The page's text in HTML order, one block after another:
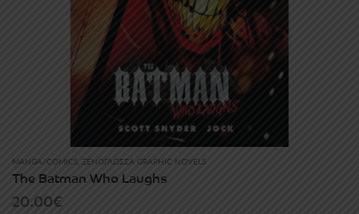
MANGA/COMICS ΞΕΝΌΓΛΩΣΣΑ GRAPHIC NOVELS
The Batman Who Laughs
20.00€